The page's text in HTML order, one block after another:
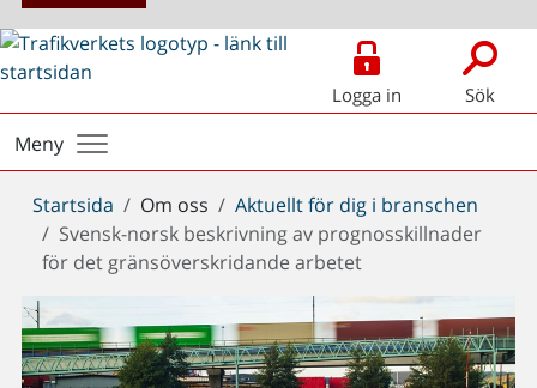
Logga in Sök
Meny
Du
är
här:
Startsida Om oss
Aktuellt för dig i branschen
Svensk-norsk beskrivning av prognosskillnader
för det gränsöverskridande arbetet